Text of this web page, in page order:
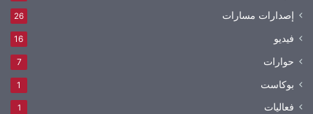
إصدارات مسارات 26
فيديو 16
حوارات 7
بوكاست 1
فعاليات 1